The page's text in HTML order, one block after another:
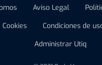
Aviso Legal
Condiciones de
Administrar Utiq